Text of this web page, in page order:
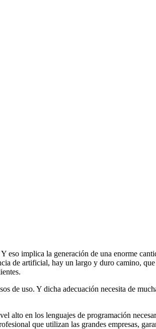
implica la generación de una enorme
de artificial, hay un largo y duro camino,
de uso. Y dicha adecuación necesita de
alto en los lenguajes de programación
que utilizan las grandes empresas,